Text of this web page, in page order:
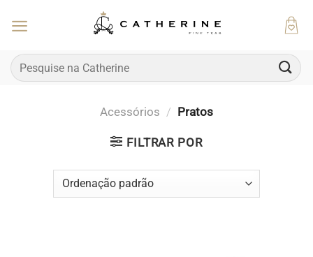
Pesquisar
por:
Acessórios / Pratos
FILTRAR POR